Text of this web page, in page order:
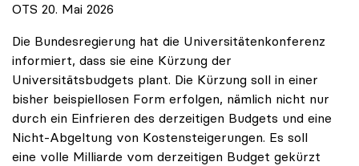
OTS 20. Mai 2026
Die Bundesregierung hat die Universitätenkonferenz
informiert, dass sie eine Kürzung der
Universitätsbudgets plant. Die Kürzung soll in einer
bisher beispiellosen Form erfolgen, nämlich nicht nur
durch ein Einfrieren des derzeitigen Budgets und eine
Nicht-Abgeltung von Kostensteigerungen. Es soll
eine volle Milliarde vom derzeitigen Budget gekürzt